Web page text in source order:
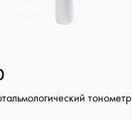
тонометр